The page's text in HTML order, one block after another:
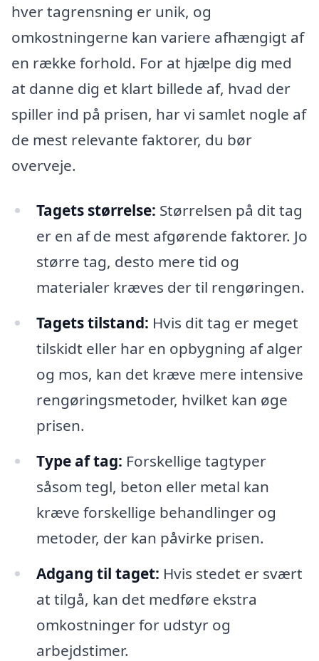
hver tagrensning er unik, og
omkostningerne kan variere afhængigt af
en række forhold. For at hjælpe dig med
at danne dig et klart billede af, hvad der
spiller ind på prisen, har vi samlet nogle af
de mest relevante faktorer, du bør
overveje.
Tagets størrelse: Størrelsen på dit tag
er en af de mest afgørende faktorer. Jo
større tag, desto mere tid og
materialer kræves der til rengøringen.
Tagets tilstand: Hvis dit tag er meget
tilskidt eller har en opbygning af alger
og mos, kan det kræve mere intensive
rengøringsmetoder, hvilket kan øge
prisen.
Type af tag: Forskellige tagtyper
såsom tegl, beton eller metal kan
kræve forskellige behandlinger og
metoder, der kan påvirke prisen.
Adgang til taget: Hvis stedet er svært
at tilgå, kan det medføre ekstra
omkostninger for udstyr og
arbejdstimer.